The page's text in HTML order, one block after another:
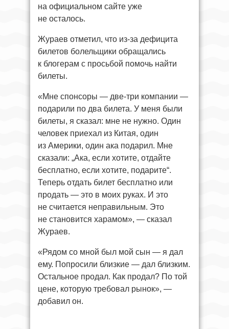
на официальном сайте уже
не осталось.
Жураев отметил, что из-за дефицита
билетов болельщики обращались
к блогерам с просьбой помочь найти
билеты.
«Мне спонсоры — две-три компании —
подарили по два билета. У меня были
билеты, я сказал: мне не нужно. Один
человек приехал из Китая, один
из Америки, один ака подарил. Мне
сказали: „Ака, если хотите, отдайте
бесплатно, если хотите, подарите“.
Теперь отдать билет бесплатно или
продать — это в моих руках. И это
не считается неправильным. Это
не становится харамом», — сказал
Жураев.
«Рядом со мной был мой сын — я дал
ему. Попросили близкие — дал близким.
Остальное продал. Как продал? По той
цене, которую требовал рынок», —
добавил он.